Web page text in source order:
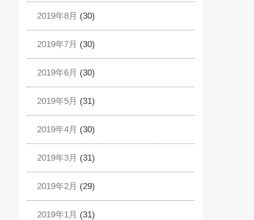
2019年8月 (30)
2019年7月 (30)
2019年6月 (30)
2019年5月 (31)
2019年4月 (30)
2019年3月 (31)
2019年2月 (29)
2019年1月 (31)